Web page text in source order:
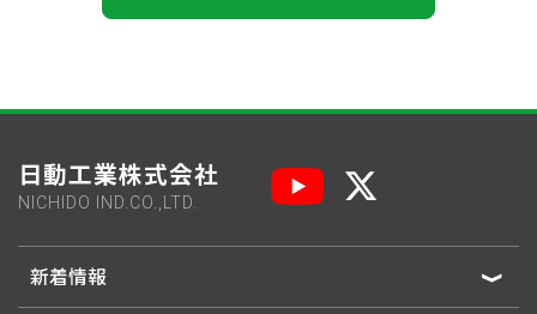
日動工業株式会社
NICHIDO IND.CO.,LTD.
新着情報